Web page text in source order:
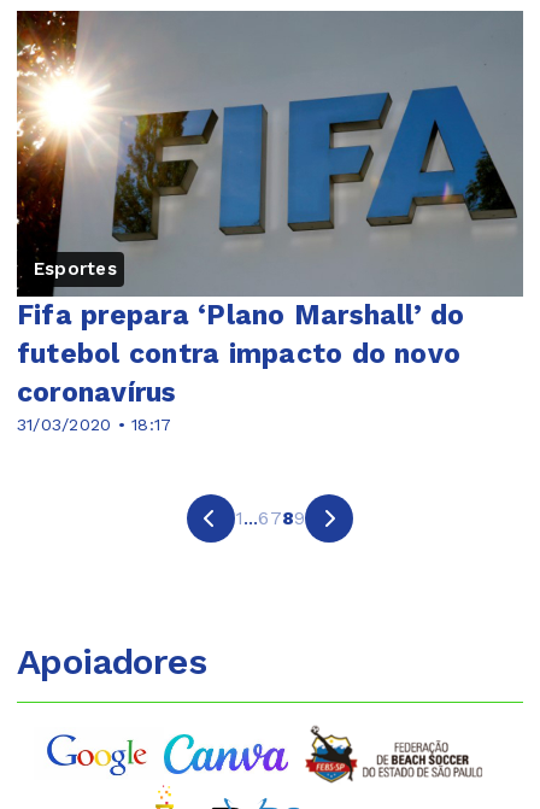
Esportes
31/03/2020 • 18:17
Fifa prepara ‘Plano Marshall’ do
futebol contra impacto do novo
coronavírus
1...6789
Apoiadores